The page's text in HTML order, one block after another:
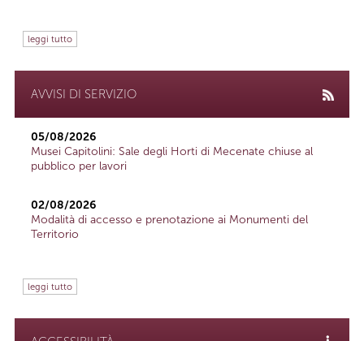
leggi tutto
AVVISI DI SERVIZIO
05/08/2026
Musei Capitolini: Sale degli Horti di Mecenate chiuse al
pubblico per lavori
02/08/2026
Modalità di accesso e prenotazione ai Monumenti del
Territorio
leggi tutto